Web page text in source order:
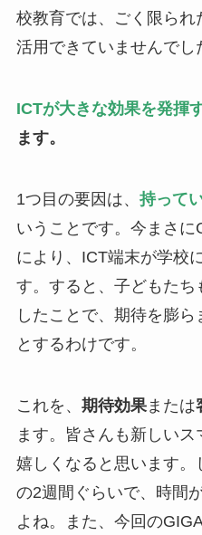
校教育では、ごく限られ
活用できていませんでし
ICTが大きな効果を発揮
ます。
1つ目の要因は、 持って
いうことです。今まさ
により、ICT端末が学校
す。すると、子どもたち
したことで、期待を膨
とするわけです。
これを、 期待効果または
ます。皆さんも新しい
嬉しくなると思います
の2週間ぐらいで、時間
よね。また、今回の